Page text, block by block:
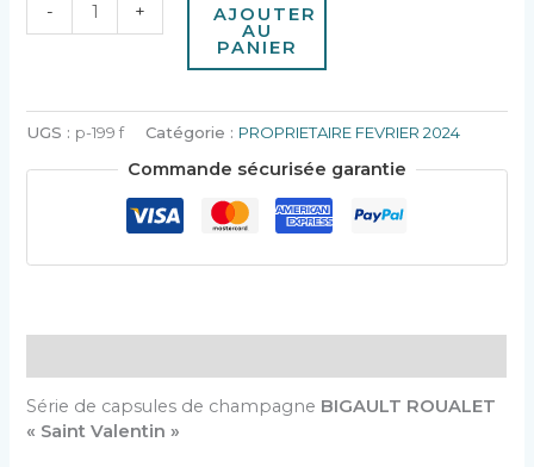
- + AJOUTER
AU
PANIER
UGS : p-199 f Catégorie : PROPRIETAIRE FEVRIER 2024
Commande sécurisée garantie
Série de capsules de champagne BIGAULT ROUALET
« Saint Valentin »